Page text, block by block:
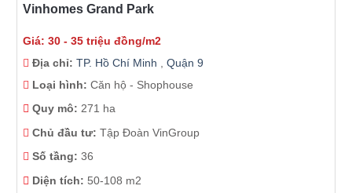
Vinhomes Grand Park
Giá: 30 - 35 triệu đồng/m2
Địa chỉ: TP. Hồ Chí Minh
Quận 9
Loại hình: Căn hộ - Shophouse
Quy mô: 271 ha
Chủ đầu tư: Tập Đoàn VinGroup
Số tầng: 36
Diện tích: 50-108 m2